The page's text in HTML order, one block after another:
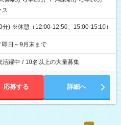
ス
) ※休憩（12:00-12:50、15:00-15:10）
即日～9月末まで
活躍中 / 10名以上の大量募集
応募する 詳細へ